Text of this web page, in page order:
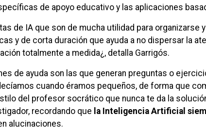
de apoyo educativo y las aplicaciones
de IA que son de mucha utilidad para
y de corta duración que ayuda a no dispersar la
totalmente a medida¿, detalla Garrigós.
de ayuda son las que generan preguntas o
cuando éramos pequeños, de forma que
del profesor socrático que nunca te da la
recordando que la Inteligencia Artificial
alucinaciones.